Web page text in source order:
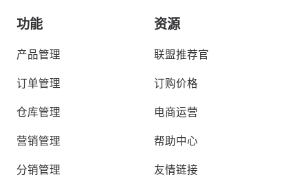
功能
产品管理
订单管理
仓库管理
营销管理
分销管理
资源
联盟推荐官
订购价格
电商运营
帮助中心
友情链接